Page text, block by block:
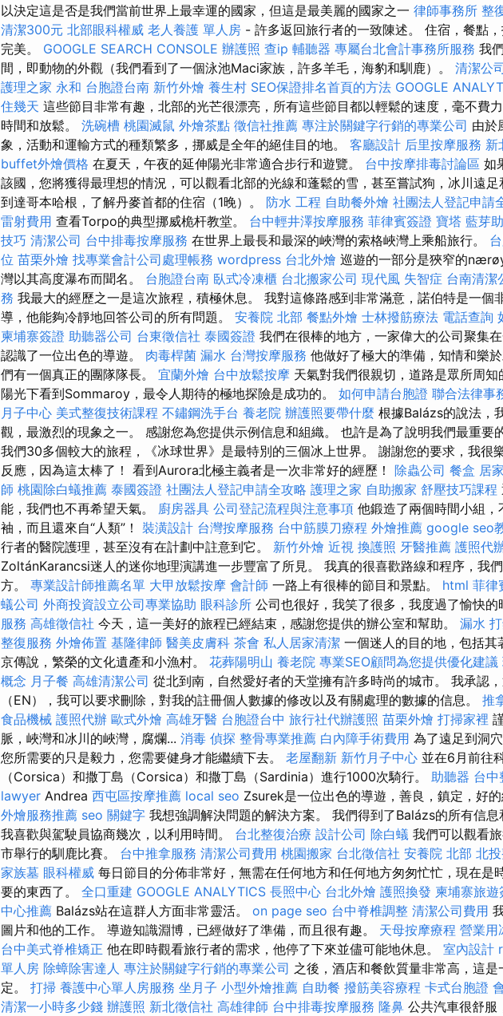
以決定這是否是我們當前世界上最幸運的國家，但這是最美麗的國家之一 律師事務所 整
清潔300元 北部眼科權威 老人養護 單人房 - 許多返回旅行者的一致陳述。 住宿，餐點
完美。 GOOGLE SEARCH CONSOLE 辦護照 查ip 輔聽器 專屬台北會計事務所服務 我
間，即動物的外觀（我們看到了一個泳池Maci家族，許多羊毛，海豹和馴鹿）。 清潔公
護理之家 永和 台胞證台南 新竹外燴 養生村 SEO保證排名首頁的方法 GOOGLE
住幾天 這些節目非常有趣，北部的光芒很漂亮，所有這些節目都以輕鬆的速度，毫不費
時間和放鬆。 洗碗槽 桃園滅鼠 外燴茶點 徵信社推薦 專注於關鍵字行銷的專業公司 由於
象，活動和運輸方式的種類繁多，挪威是全年的絕佳目的地。 客廳設計 后里按摩服務 新
buffet外燴價格 在夏天，午夜的延伸陽光非常適合步行和遊覽。 台中按摩排毒討論區 如
該國，您將獲得最理想的情況，可以觀看北部的光線和蓬鬆的雪，甚至嘗試狗，冰川遠
到達哥本哈根，了解丹麥首都的住宿（1晚）。 防水 工程 自助餐外燴 社團法人登記申請
雷射費用 查看Torpo的典型挪威桅杆教堂。 台中輕井澤按摩服務 菲律賓簽證 寶塔 藍芽
技巧 清潔公司 台中排毒按摩服務 在世界上最長和最深的峽灣的索格峽灣上乘船旅行。
位 苗栗外燴 找專業會計公司處理帳務 wordpress 台北外燴 巡遊的一部分是狹窄的
灣以其高度瀑布而聞名。 台胞證台南 臥式冷凍櫃 台北搬家公司 現代風 失智症 台南清潔
務 我最大的經歷之一是這次旅程，積極休息。 我對這條路感到非常滿意，諾伯特是一個
導，他能夠冷靜地回答公司的所有問題。 安養院 北部 餐點外燴 士林撥筋療法 電話查詢
柬埔寨簽證 助聽器公司 台東徵信社 泰國簽證 我們在很棒的地方，一家偉大的公司聚集
認識了一位出色的導遊。 肉毒桿菌 漏水 台灣按摩服務 他做好了極大的準備，知情和樂
們有一個真正的團隊隊長。 宜蘭外燴 台中放鬆按摩 天氣對我們很親切，道路是眾所周知
陽光下看到Sommaroy，最令人期待的極地探險是成功的。 如何申請台胞證 聯合法律事
月子中心 美式整復技術課程 不鏽鋼洗手台 養老院 辦護照要帶什麼 根據Balázs的說法，
觀，最激烈的現象之一。 感謝您為您提供示例信息和組織。 也許是為了說明我們最重要
我們30多個較大的旅程，《冰球世界》是最特別的三個冰上世界。 謝謝您的要求，我很
反應，因為這太棒了！ 看到Aurora北極主義者是一次非常好的經歷！ 除蟲公司 餐盒 居
師 桃園除白蟻推薦 泰國簽證 社團法人登記申請全攻略 護理之家 自助搬家 舒壓技巧課程
能，我們也不再希望天氣。 廚房器具 公司登記流程與注意事項 他鍛造了兩個時間小組，
袖，而且還來自“人類”！ 裝潢設計 台灣按摩服務 台中筋膜刀療程 外燴推薦 google seo
行者的醫院護理，甚至沒有在計劃中註意到它。 新竹外燴 近視 換護照 牙醫推薦 護照代
ZoltánKarancsi迷人的迷你地理演講進一步豐富了所見。 我真的很喜歡路線和程序，我
方。 專業設計師推薦名單 大甲放鬆按摩 會計師 一路上有很棒的節目和景點。 html 菲律
蟻公司 外商投資設立公司專業協助 眼科診所 公司也很好，我笑了很多，我度過了愉快的
服務 高雄徵信社 今天，這一美好的旅程已經結束，感謝您提供的辦公室和幫助。 漏水
整復服務 外燴佈置 基隆律師 醫美皮膚科 茶會 私人居家清潔 一個迷人的目的地，包括其
京傳說，繁榮的文化遺產和小漁村。 花葬陽明山 養老院 專業SEO顧問為您提供優化建議
概念 月子餐 高雄清潔公司 從北到南，自然愛好者的天堂擁有許多時尚的城市。 我承認
（EN），我可以要求刪除，對我的註冊個人數據的修改以及有關處理的數據的信息。 推
食品機械 護照代辦 歐式外燴 高雄牙醫 台胞證台中 旅行社代辦護照 苗栗外燴 打掃家裡
脈，峽灣和冰川的峽灣，腐爛... 消毒 偵探 整骨專業推薦 白內障手術費用 為了遠足到洞
您所需要的只是毅力，您需要健身才能繼續下去。 老屋翻新 新竹月子中心 並在6月前往
（Corsica）和撒丁島（Corsica）和撒丁島（Sardinia）進行1000次騎行。 助聽器 台中
lawyer Andrea 西屯區按摩推薦 local seo Zsurek是一位出色的導遊，善良，鎮定，好的
外燴服務推薦 seo 關鍵字 我想強調解決問題的解決方案。 我們得到了Balázs的所有信息
我喜歡與駕駛員協商幾次，以利用時間。 台北整復治療 設計公司 除白蟻 我們可以觀看
市舉行的馴鹿比賽。 台中推拿服務 清潔公司費用 桃園搬家 台北徵信社 安養院 北部 北
家族墓 眼科權威 每日節目的分佈非常好，無需在任何地方和任何地方匆匆忙忙，現在是
要的東西了。 全口重建 GOOGLE ANALYTICS 長照中心 台北外燴 護照換發 柬埔寨旅遊
中心推薦 Balázs站在這群人方面非常靈活。 on page seo 台中脊椎調整 清潔公司費用
圖片和他的工作。 導遊知識淵博，已經做好了準備，而且很有趣。 天母按摩療程 營業用
台中美式脊椎矯正 他在即時觀看旅行者的需求，他停了下來並儘可能地休息。 室內設計
單人房 除蟑除害達人 專注於關鍵字行銷的專業公司 之後，酒店和餐飲質量非常高，這是
定。 打掃 養護中心單人房服務 坐月子 小型外燴推薦 自助餐 撥筋美容療程 卡式台胞證
清潔一小時多少錢 辦護照 新北徵信社 高雄律師 台中排毒按摩服務 隆鼻 公共汽車很舒服